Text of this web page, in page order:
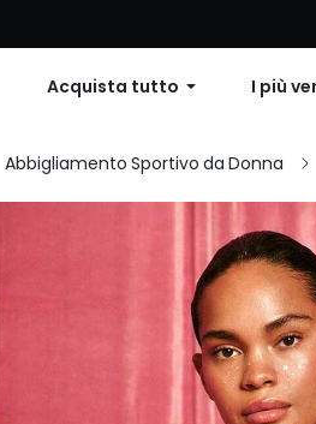
Primo ordine: 10% di sconto su qualsiasi
Acquista tutto I più
Abbigliamento Sportivo da Donna